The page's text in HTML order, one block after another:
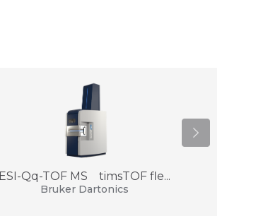
ESI-Qq-TOF MS timsTOF fle...
Bruker Dartonics